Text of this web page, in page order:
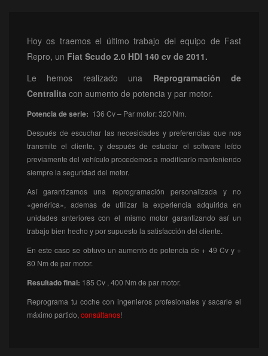
Hoy os traemos el último trabajo del equipo de Fast
Repro, un Fiat Scudo 2.0 HDI 140 cv de 2011.
Le hemos realizado una Reprogramaciónde
Centralita con aumento de potencia y par motor.
Potencia de serie: 136 Cv – Par motor: 320 Nm.
Después de escuchar las necesidades y preferencias que nos
transmite el cliente, y después de estudiar el software leído
previamente del vehículo procedemos a modificarlo manteniendo
siempre la seguridad del motor.
Así garantizamos una reprogramación personalizada y no
«genérica», ademas de utilizar la experiencia adquirida en
unidades anteriores con el mismo motor garantizando así un
trabajo bien hecho y por supuesto la satisfacción del cliente.
En este caso se obtuvo un aumento de potencia de + 49 Cv y +
80 Nm de par motor.
Resultado final: 185 Cv , 400 Nm de par motor.
Reprograma tu coche con ingenieros profesionales y sacarle el
máximo partido, consúltanos!